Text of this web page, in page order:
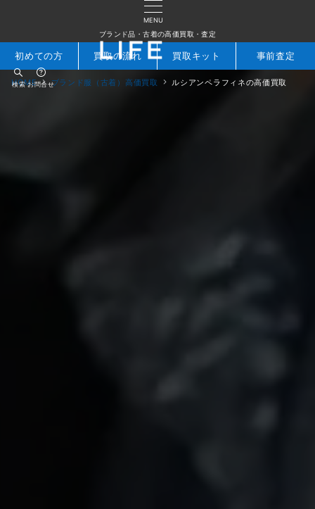
MENU
ブランド品・古着の高価買取・査定
検索 お問合せ
初めての方 買取の流れ 買取キット 事前査定
HOME ブランド服（古着）高価買取 ルシアンペラフィネの高価買取